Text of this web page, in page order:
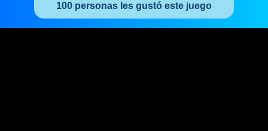
100 personas les gustó este juego